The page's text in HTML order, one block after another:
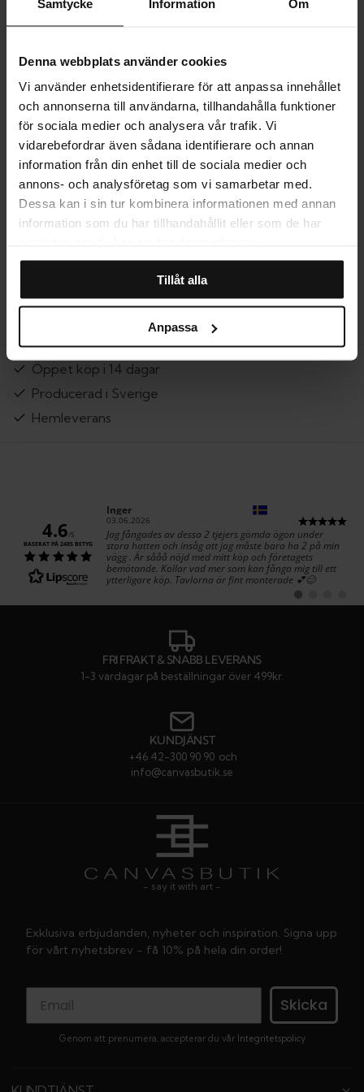
Samtycke Information Om
Denna webbplats använder cookies
Vi använder enhetsidentifierare för att anpassa innehållet
och annonserna till användarna, tillhandahålla funktioner
för sociala medier och analysera vår trafik. Vi
vidarebefordrar även sådana identifierare och annan
information från din enhet till de sociala medier och
annons- och analysföretag som vi samarbetar med.
Dessa kan i sin tur kombinera informationen med annan
information som du har tillhandahållit eller som de har
Tillåt alla
Anpassa
LEVERANS
MER OM PRODUKTEN
STORLEKSGUIDE
Öppet köp i 14 dagar
Producerad i Sverige
Hemleverans
4.6/5
BASERAT PÅ 2485 BETYG
Författare:
Inger
Datum:
03.06.2026
Text:
Jag fångades av dessa 2 tjejers gömda ögon under
stora hatten och insåg att jag måste bara ha 2 på min
vägg . Är sååå nöjd med mitt köp och företagets
bemötande. Kollar vad mer som kan fånga mig till ett
ytterligare köp. Tavlorna är fint monterade 💕😊
Byt
till till till till
FRI FRAKT & SNABB LEVERANS
1-3 vardagar på beställningar över 499kr.
KUNDJÄNST
+46 42-300 90 90 och
info@canvasbutik.se
- say it with art -
Exklusiva erbjudanden, nyheter och inspiration. Signa upp
för vårt nyhetsbrev - få 10% på hela din order!
Skicka
Genom att prenumera, accepterar du vår Integritetspolicy